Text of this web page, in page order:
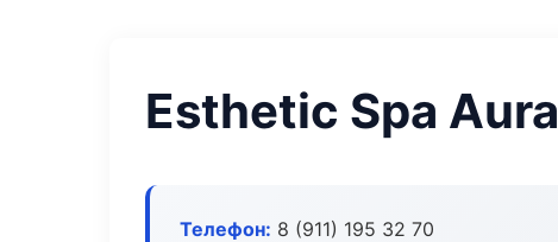
Esthetic Spa Aura
Телефон: 8 (911) 195 32 70